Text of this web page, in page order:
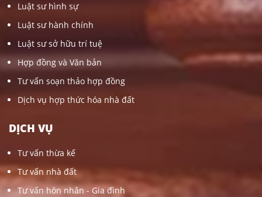
Luật sư hình sự
Luật sư hành chính
Luật sư sở hữu trí tuệ
Hợp đồng và Văn bản
Tư vấn soạn thảo hợp đồng
Dịch vụ hợp thức hóa nhà đất
DỊCH VỤ
Tư vấn thừa kế
Tư vấn nhà đất
Tư vấn hôn nhân - Gia đình